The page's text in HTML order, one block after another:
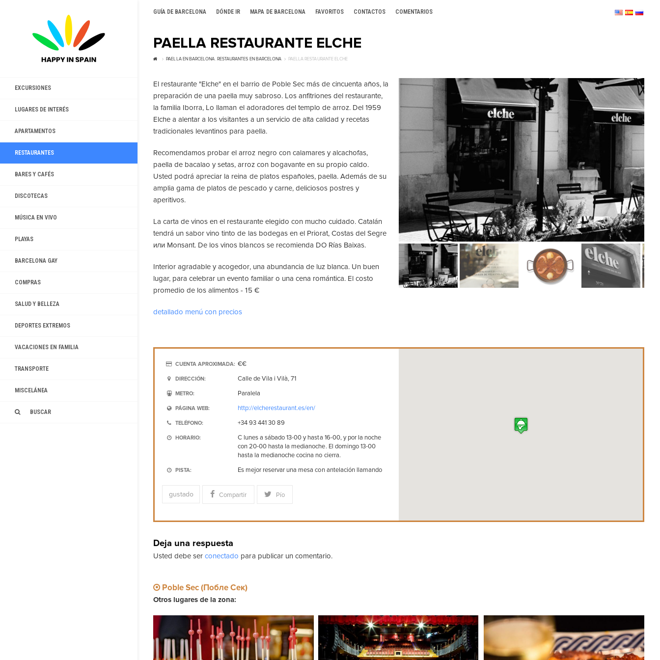
GUÍA DE BARCELONA DÓNDE IR MAPA DE BARCELONA FAVORITOS CONTACTOS COMENTARIOS
EXCURSIONES
LUGARES DE INTERÉS
APARTAMENTOS
RESTAURANTES
BARES Y CAFÉS
DISCOTECAS
MÚSICA EN VIVO
PLAYAS
BARCELONA GAY
COMPRAS
SALUD Y BELLEZA
DEPORTES EXTREMOS
VACACIONES EN FAMILIA
TRANSPORTE
MISCELÁNEA
BUSCAR
PAELLA RESTAURANTE ELCHE
PAELLA EN BARCELONA, RESTAURANTES EN BARCELONA PAELLA RESTAURANTE ELCHE
El restaurante "Elche" en el barrio de Poble Sec más de cincuenta años, la
preparación de una paella muy sabroso. Los anfitriones del restaurante,
la familia Iborra, Lo llaman el adoradores del templo de arroz. Del 1959
Elche a alentar a los visitantes a un servicio de alta calidad y recetas
tradicionales levantinos para paella.
Recomendamos probar el arroz negro con calamares y alcachofas,
paella de bacalao y setas, arroz con bogavante en su propio caldo.
Usted podrá apreciar la reina de platos españoles, paella. Además de su
amplia gama de platos de pescado y carne, deliciosos postres y
aperitivos.
La carta de vinos en el restaurante elegido con mucho cuidado. Catalán
tendrá un sabor vino tinto de las bodegas en el Priorat, Costas del Segre
или Monsant. De los vinos blancos se recomienda DO Rías Baixas.
Interior agradable y acogedor, una abundancia de luz blanca. Un buen
lugar, para celebrar un evento familiar o una cena romántica. El costo
promedio de los alimentos - 15 €
detallado menú con precios
CUENTA APROXIMADA: €€
DIRECCIÓN: Calle de Vila i Vilà, 71
METRO: Paralela
PÁGINA WEB: http://elcherestaurant.es/en/
TELÉFONO: +34 93 441 30 89
HORARIO:
C lunes a sábado 13-00 y hasta 16-00, y por la noche
con 20-00 hasta la medianoche. El domingo 13-00
hasta la medianoche cocina no cierra.
PISTA: Es mejor reservar una mesa con antelación llamando
gustado Compartir Pío
Deja una respuesta
Usted debe serconectado para publicar un comentario.
Poble Sec (Побле Сек)
Otros lugares de la zona: